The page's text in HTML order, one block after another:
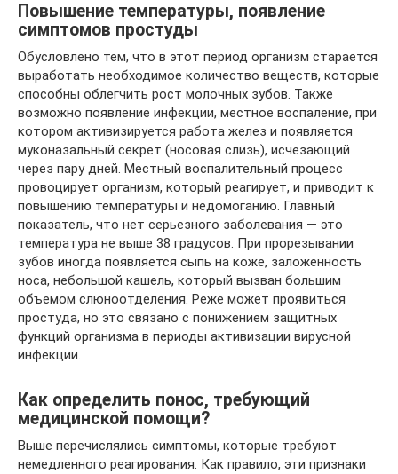
Повышение температуры, появление
симптомов простуды
Обусловлено тем, что в этот период организм старается
выработать необходимое количество веществ, которые
способны облегчить рост молочных зубов. Также
возможно появление инфекции, местное воспаление, при
котором активизируется работа желез и появляется
муконазальный секрет (носовая слизь), исчезающий
через пару дней. Местный воспалительный процесс
провоцирует организм, который реагирует, и приводит к
повышению температуры и недомоганию. Главный
показатель, что нет серьезного заболевания — это
температура не выше 38 градусов. При прорезывании
зубов иногда появляется сыпь на коже, заложенность
носа, небольшой кашель, который вызван большим
объемом слюноотделения. Реже может проявиться
простуда, но это связано с понижением защитных
функций организма в периоды активизации вирусной
инфекции.
Как определить понос, требующий
медицинской помощи?
Выше перечислялись симптомы, которые требуют
немедленного реагирования. Как правило, эти признаки